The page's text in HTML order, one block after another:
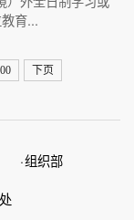
育...
下页
·组织部